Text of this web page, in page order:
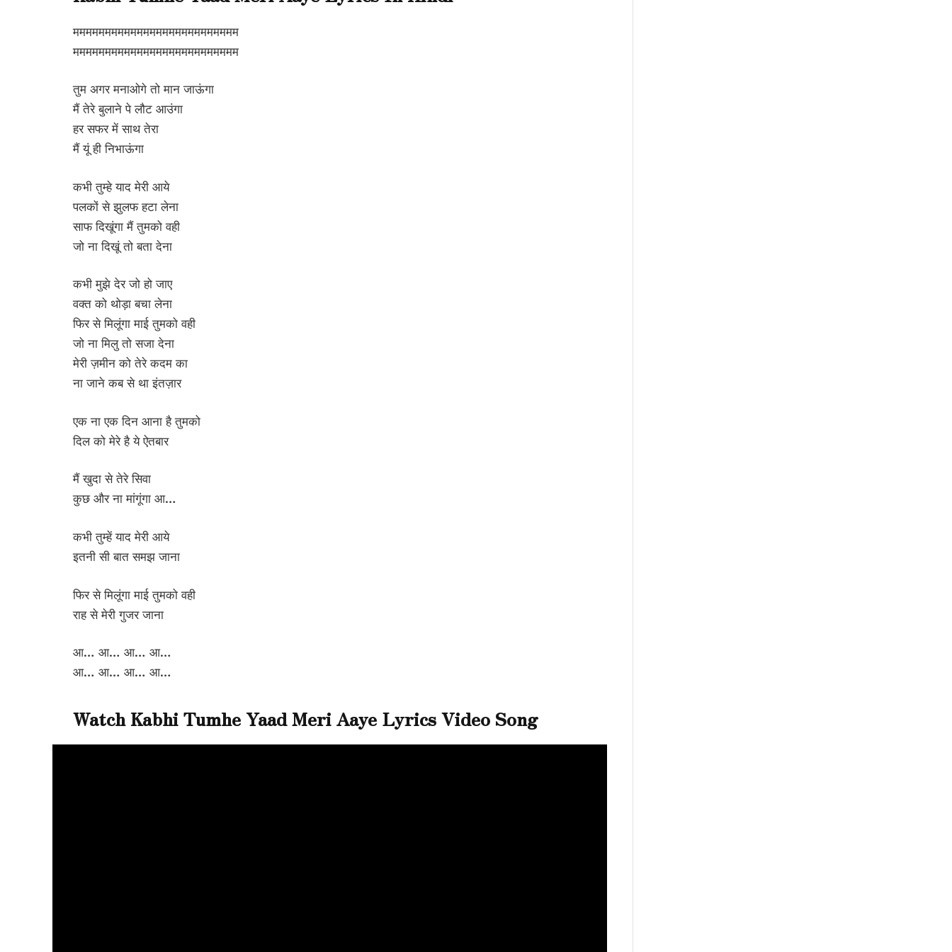
मममममममममममममममममममममममममम
मममममममममममममममममममममममममम
तुम अगर मनाओगे तो मान जाऊंगा
मैं तेरे बुलाने पे लौट आउंगा
हर सफर में साथ तेरा
मैं यूं ही निभाऊंगा
कभी तुम्हे याद मेरी आये
पलकों से झुलफ हटा लेना
साफ दिखूंगा मैं तुमको वही
जो ना दिखूं तो बता देना
कभी मुझे देर जो हो जाए
वक्त को थोड़ा बचा लेना
फिर से मिलूंगा माई तुमको वही
जो ना मिलु तो सजा देना
मेरी ज़मीन को तेरे कदम का
ना जाने कब से था इंतज़ार
एक ना एक दिन आना है तुमको
दिल को मेरे है ये ऐतबार
मैं खुदा से तेरे सिवा
कुछ और ना मांगूंगा आ…
कभी तुम्हें याद मेरी आये
इतनी सी बात समझ जाना
फिर से मिलूंगा माई तुमको वही
राह से मेरी गुजर जाना
आ… आ… आ… आ…
आ… आ… आ… आ…
Watch Kabhi Tumhe Yaad Meri Aaye Lyrics Video Song